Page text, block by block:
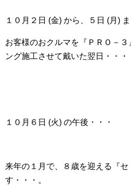
１０月２日 (金) から、５日 (月) ま
お客様のおクルマを『ＰＲＯ－
ング施工させて戴いた翌日・・・
１０月６日 (火) の午後・・・
来年の１月で、８歳を迎える『
す・・・。